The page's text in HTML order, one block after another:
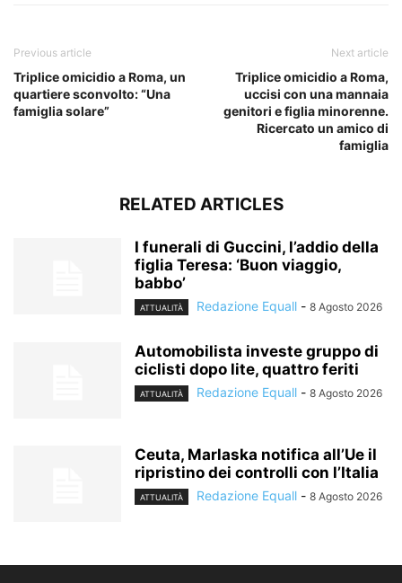
Previous article
Triplice omicidio a Roma, un
quartiere sconvolto: “Una
famiglia solare”
Next article
Triplice omicidio a Roma,
uccisi con una mannaia
genitori e figlia minorenne.
Ricercato un amico di
famiglia
RELATED ARTICLES
I funerali di Guccini, l’addio della
figlia Teresa: ‘Buon viaggio,
babbo’
ATTUALITÀ Redazione Equall - 8 Agosto 2026
Automobilista investe gruppo di
ciclisti dopo lite, quattro feriti
ATTUALITÀ Redazione Equall - 8 Agosto 2026
Ceuta, Marlaska notifica all’Ue il
ripristino dei controlli con l’Italia
ATTUALITÀ Redazione Equall - 8 Agosto 2026